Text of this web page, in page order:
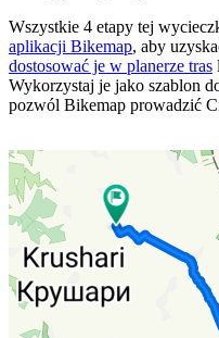
Wszystkie 4 etapy tej
aplikacji Bikemap, aby
dostosować je w planerze tras
Wykorzystaj je jako szablon
pozwól Bikemap prowadzić